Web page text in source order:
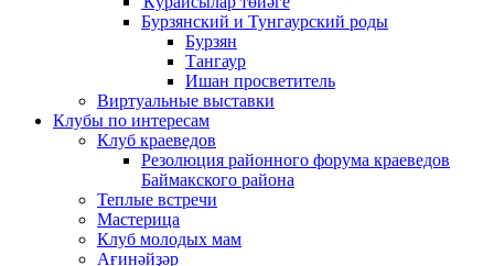
Бурзянский и Тунгаурский роды
Бурзян
Тангаур
Ишан просветитель
Виртуальные выставки
Клубы по интересам
Клуб краеведов
Резолюция районного форума краеведов
Баймакского района
Теплые встречи
Мастерица
Клуб молодых мам
Ағинәйҙәр